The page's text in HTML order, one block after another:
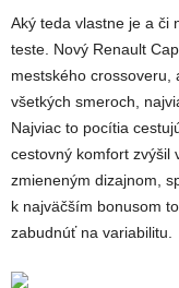
Aký teda vlastne je a či
teste. Nový Renault
mestského crossoveru,
všetkých smeroch,
Najviac to pocítia
cestovný komfort zvýšil
zmieneným dizajnom,
k najväčším bonusom
zabudnúť na variabilitu.